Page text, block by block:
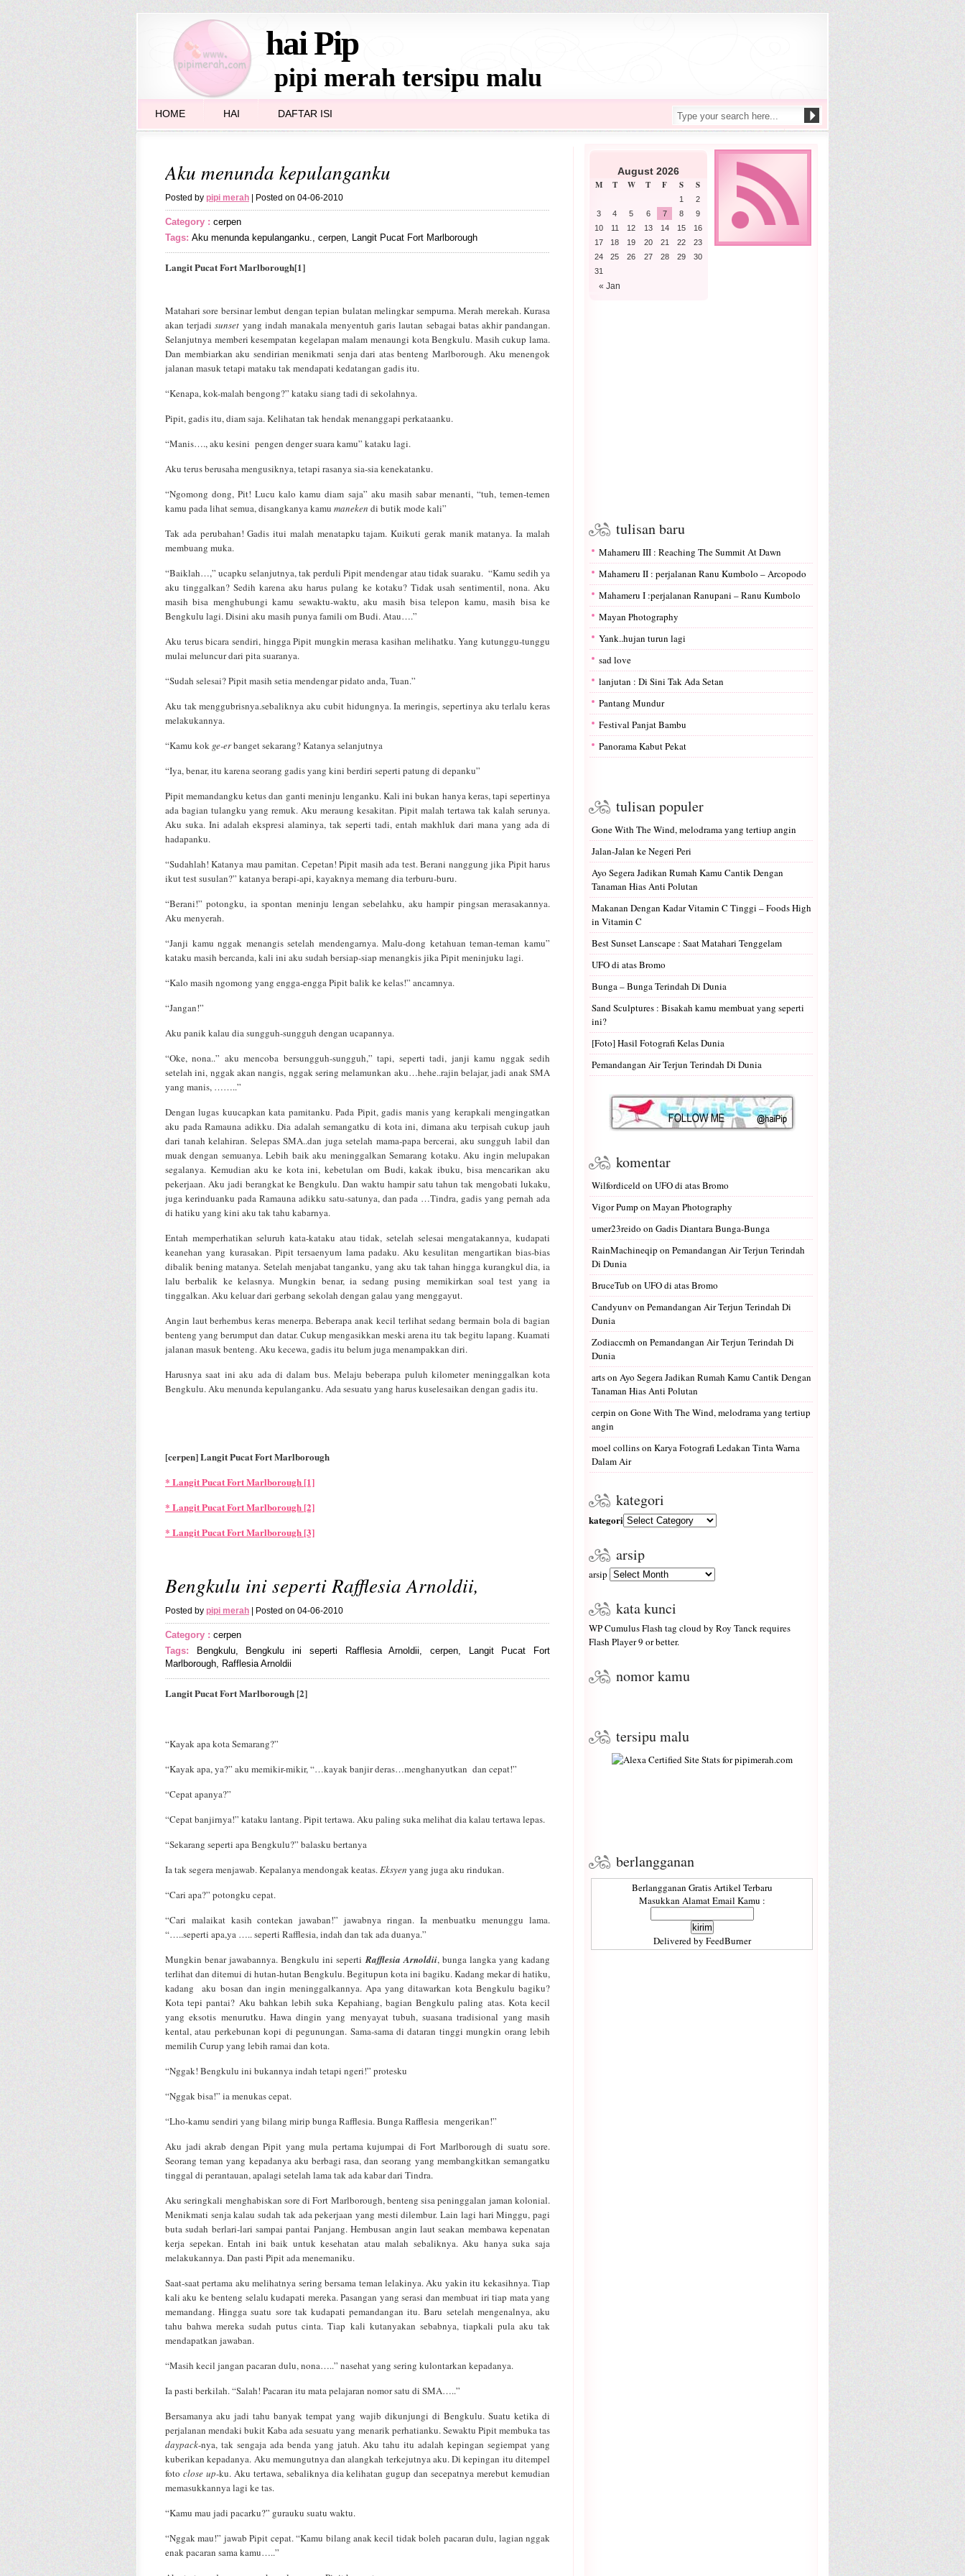
hai Pip
pipi merah tersipu malu
HOME HAI DAFTAR ISI
Aku menunda kepulanganku
Posted by pipi merah | Posted on 04-06-2010
Category : cerpen
Tags: Aku menunda kepulanganku., cerpen, Langit Pucat Fort Marlborough
Langit Pucat Fort Marlborough[1]
Matahari sore bersinar lembut dengan tepian bulatan melingkar sempurna. Merah merekah. Kurasa
akan terjadisunset yang indah manakala menyentuh garis lautan sebagai batas akhir pandangan.
Selanjutnya memberi kesempatan kegelapan malam menaungi kota Bengkulu. Masih cukup lama.
Dan membiarkan aku sendirian menikmati senja dari atas benteng Marlborough. Aku menengok
jalanan masuk tetapi mataku tak mendapati kedatangan gadis itu.
“Kenapa, kok-malah bengong?” kataku siang tadi di sekolahnya.
Pipit, gadis itu, diam saja. Kelihatan tak hendak menanggapi perkataanku.
“Manis…., aku kesini pengen denger suara kamu” kataku lagi.
Aku terus berusaha mengusiknya, tetapi rasanya sia-sia kenekatanku.
“Ngomong dong, Pit! Lucu kalo kamu diam saja” aku masih sabar menanti, “tuh, temen-temen
kamu pada lihat semua, disangkanya kamu maneken di butik mode kali”
Tak ada perubahan! Gadis itui malah menatapku tajam. Kuikuti gerak manik matanya. Ia malah
membuang muka.
“Baiklah…,” ucapku selanjutnya, tak perduli Pipit mendengar atau tidak suaraku. “Kamu sedih ya
aku tinggalkan? Sedih karena aku harus pulang ke kotaku? Tidak usah sentimentil, nona. Aku
masih bisa menghubungi kamu sewaktu-waktu, aku masih bisa telepon kamu, masih bisa ke
Bengkulu lagi. Disini aku masih punya famili om Budi. Atau….”
Aku terus bicara sendiri, hingga Pipit mungkin merasa kasihan melihatku. Yang kutunggu-tunggu
mulai meluncur dari pita suaranya.
“Sudah selesai? Pipit masih setia mendengar pidato anda, Tuan.”
Aku tak menggubrisnya.sebaliknya aku cubit hidungnya. Ia meringis, sepertinya aku terlalu keras
melakukannya.
“Kamu kok ge-erbanget sekarang? Katanya selanjutnya
“Iya, benar, itu karena seorang gadis yang kini berdiri seperti patung di depanku”
Pipit memandangku ketus dan ganti meninju lenganku. Kali ini bukan hanya keras, tapi sepertinya
ada bagian tulangku yang remuk. Aku meraung kesakitan. Pipit malah tertawa tak kalah serunya.
Aku suka. Ini adalah ekspresi alaminya, tak seperti tadi, entah makhluk dari mana yang ada di
hadapanku.
“Sudahlah! Katanya mau pamitan. Cepetan! Pipit masih ada test. Berani nanggung jika Pipit harus
ikut test susulan?” katanya berapi-api, kayaknya memang dia terburu-buru.
“Berani!” potongku, ia spontan meninju lengan sebelahku, aku hampir pingsan merasakannya.
Aku menyerah.
“Janji kamu nggak menangis setelah mendengarnya. Malu-dong ketahuan teman-teman kamu”
kataku masih bercanda, kali ini aku sudah bersiap-siap menangkis jika Pipit meninjuku lagi.
“Kalo masih ngomong yang engga-engga Pipit balik ke kelas!” ancamnya.
“Jangan!”
Aku panik kalau dia sungguh-sungguh dengan ucapannya.
“Oke, nona..” aku mencoba bersungguh-sungguh,” tapi, seperti tadi, janji kamu nggak sedih
setelah ini, nggak akan nangis, nggak sering melamunkan aku…hehe..rajin belajar, jadi anak SMA
yang manis, ……..”
Dengan lugas kuucapkan kata pamitanku. Pada Pipit, gadis manis yang kerapkali mengingatkan
aku pada Ramauna adikku. Dia adalah semangatku di kota ini, dimana aku terpisah cukup jauh
dari tanah kelahiran. Selepas SMA..dan juga setelah mama-papa bercerai, aku sungguh labil dan
muak dengan semuanya. Lebih baik aku meninggalkan Semarang kotaku. Aku ingin melupakan
segalanya. Kemudian aku ke kota ini, kebetulan om Budi, kakak ibuku, bisa mencarikan aku
pekerjaan. Aku jadi berangkat ke Bengkulu. Dan waktu hampir satu tahun tak mengobati lukaku,
juga kerinduanku pada Ramauna adikku satu-satunya, dan pada …Tindra, gadis yang pernah ada
di hatiku yang kini aku tak tahu kabarnya.
Entah memperhatikan seluruh kata-kataku atau tidak, setelah selesai mengatakannya, kudapati
keanehan yang kurasakan. Pipit tersaenyum lama padaku. Aku kesulitan mengartikan bias-bias
dibalik bening matanya. Setelah menjabat tanganku, yang aku tak tahan hingga kurangkul dia, ia
lalu berbalik ke kelasnya. Mungkin benar, ia sedang pusing memikirkan soal test yang ia
tinggalkan. Aku keluar dari gerbang sekolah dengan galau yang menggayut.
Angin laut berhembus keras menerpa. Beberapa anak kecil terlihat sedang bermain bola di bagian
benteng yang berumput dan datar. Cukup mengasikkan meski arena itu tak begitu lapang. Kuamati
jalanan masuk benteng. Aku kecewa, gadis itu belum juga menampakkan diri.
Harusnya saat ini aku ada di dalam bus. Melaju beberapa puluh kilometer meninggalkan kota
Bengkulu. Aku menunda kepulanganku. Ada sesuatu yang harus kuselesaikan dengan gadis itu.
[cerpen] Langit Pucat Fort Marlborough
* Langit Pucat Fort Marlborough [1]
* Langit Pucat Fort Marlborough [2]
* Langit Pucat Fort Marlborough [3]
Bengkulu ini seperti Rafflesia Arnoldii,
Posted by pipi merah | Posted on 04-06-2010
Category : cerpen
Tags:
Bengkulu, Bengkulu ini seperti Rafflesia Arnoldii, cerpen,
Langit Pucat Fort
Marlborough, Rafflesia Arnoldii
Langit Pucat Fort Marlborough [2]
“Kayak apa kota Semarang?”
“Kayak apa, ya?” aku memikir-mikir, “…kayak banjir deras…menghanyutkan dan cepat!”
“Cepat apanya?”
“Cepat banjirnya!” kataku lantang. Pipit tertawa. Aku paling suka melihat dia kalau tertawa lepas.
“Sekarang seperti apa Bengkulu?” balasku bertanya
Ia tak segera menjawab. Kepalanya mendongak keatas.Eksyen yang juga aku rindukan.
“Cari apa?” potongku cepat.
“Cari malaikat kasih contekan jawaban!” jawabnya ringan. Ia menbuatku menunggu lama.
“…..seperti apa,ya ….. seperti Rafflesia, indah dan tak ada duanya.”
Mungkin benar jawabannya. Bengkulu ini sepertiRafflesia Arnoldii, bunga langka yang kadang
terlihat dan ditemui di hutan-hutan Bengkulu. Begitupun kota ini bagiku. Kadang mekar di hatiku,
kadang aku bosan dan ingin meninggalkannya. Apa yang ditawarkan kota Bengkulu bagiku?
Kota tepi pantai? Aku bahkan lebih suka Kepahiang, bagian Bengkulu paling atas. Kota kecil
yang eksotis menurutku. Hawa dingin yang menyayat tubuh, suasana tradisional yang masih
kental, atau perkebunan kopi di pegunungan. Sama-sama di dataran tinggi mungkin orang lebih
memilih Curup yang lebih ramai dan kota.
“Nggak! Bengkulu ini bukannya indah tetapi ngeri!” protesku
“Nggak bisa!” ia menukas cepat.
“Lho-kamu sendiri yang bilang mirip bunga Rafflesia. Bunga Rafflesia mengerikan!”
Aku jadi akrab dengan Pipit yang mula pertama kujumpai di Fort Marlborough di suatu sore.
Seorang teman yang kepadanya aku berbagi rasa, dan seorang yang membangkitkan semangatku
tinggal di perantauan, apalagi setelah lama tak ada kabar dari Tindra.
Aku seringkali menghabiskan sore di Fort Marlborough, benteng sisa peninggalan jaman kolonial.
Menikmati senja kalau sudah tak ada pekerjaan yang mesti dilembur. Lain lagi hari Minggu, pagi
buta sudah berlari-lari sampai pantai Panjang. Hembusan angin laut seakan membawa kepenatan
kerja sepekan. Entah ini baik untuk kesehatan atau malah sebaliknya. Aku hanya suka saja
melakukannya. Dan pasti Pipit ada menemaniku.
Saat-saat pertama aku melihatnya sering bersama teman lelakinya. Aku yakin itu kekasihnya. Tiap
kali aku ke benteng selalu kudapati mereka. Pasangan yang serasi dan membuat iri tiap mata yang
memandang. Hingga suatu sore tak kudapati pemandangan itu. Baru setelah mengenalnya, aku
tahu bahwa mereka sudah putus cinta. Tiap kali kutanyakan sebabnya, tiapkali pula aku tak
mendapatkan jawaban.
“Masih kecil jangan pacaran dulu, nona…..” nasehat yang sering kulontarkan kepadanya.
Ia pasti berkilah. “Salah! Pacaran itu mata pelajaran nomor satu di SMA…..”
Bersamanya aku jadi tahu banyak tempat yang wajib dikunjungi di Bengkulu. Suatu ketika di
perjalanan mendaki bukit Kaba ada sesuatu yang menarik perhatianku. Sewaktu Pipit membuka tas
daypack-nya, tak sengaja ada benda yang jatuh. Aku tahu itu adalah kepingan segiempat yang
kuberikan kepadanya. Aku memungutnya dan alangkah terkejutnya aku. Di kepingan itu ditempel
foto close up-ku. Aku tertawa, sebaliknya dia kelihatan gugup dan secepatnya merebut kemudian
memasukkannya lagi ke tas.
“Kamu mau jadi pacarku?” gurauku suatu waktu.
“Nggak mau!” jawab Pipit cepat. “Kamu bilang anak kecil tidak boleh pacaran dulu, lagian nggak
enak pacaran sama kamu…..”
August 2026
M
T W T F S S
« Jan
1
2
3
4 5 6 7 8
9
10
11 12 13 14 15
16
17
18 19 20 21 22
23
24
25 26 27 28 29
30
31
tulisan baru
Mahameru III : Reaching The Summit At Dawn
Mahameru II : perjalanan Ranu Kumbolo – Arcopodo
Mahameru I :perjalanan Ranupani – Ranu Kumbolo
Mayan Photography
Yank..hujan turun lagi
sad love
lanjutan : Di Sini Tak Ada Setan
Pantang Mundur
Festival Panjat Bambu
Panorama Kabut Pekat
tulisan populer
Gone With The Wind, melodrama yang tertiup angin
Jalan-Jalan ke Negeri Peri
Ayo Segera Jadikan Rumah Kamu Cantik Dengan
Tanaman Hias Anti Polutan
Makanan Dengan Kadar Vitamin C Tinggi – Foods High
in Vitamin C
Best Sunset Lanscape : Saat Matahari Tenggelam
UFO di atas Bromo
Bunga – Bunga Terindah Di Dunia
Sand Sculptures : Bisakah kamu membuat yang seperti
ini?
[Foto] Hasil Fotografi Kelas Dunia
Pemandangan Air Terjun Terindah Di Dunia
komentar
Wilfordiceldon UFO di atas Bromo
Vigor Pump on Mayan Photography
umer23reido on Gadis Diantara Bunga-Bunga
RainMachineqip on Pemandangan Air Terjun Terindah
Di Dunia
BruceTub on UFO di atas Bromo
Candyunv on Pemandangan Air Terjun Terindah Di
Dunia
Zodiaccmh on Pemandangan Air Terjun Terindah Di
Dunia
artson Ayo Segera Jadikan Rumah Kamu Cantik Dengan
Tanaman Hias Anti Polutan
cerpin on Gone With The Wind, melodrama yang tertiup
angin
moel collinson Karya Fotografi Ledakan Tinta Warna
Dalam Air
kategori
kategori
arsip
arsip
kata kunci
WP Cumulus Flash tag cloud by Roy Tanckrequires
Flash Player9 or better.
nomor kamu
tersipu malu
berlangganan
Berlangganan Gratis Artikel Terbaru
Masukkan Alamat Email Kamu :
Delivered by FeedBurner